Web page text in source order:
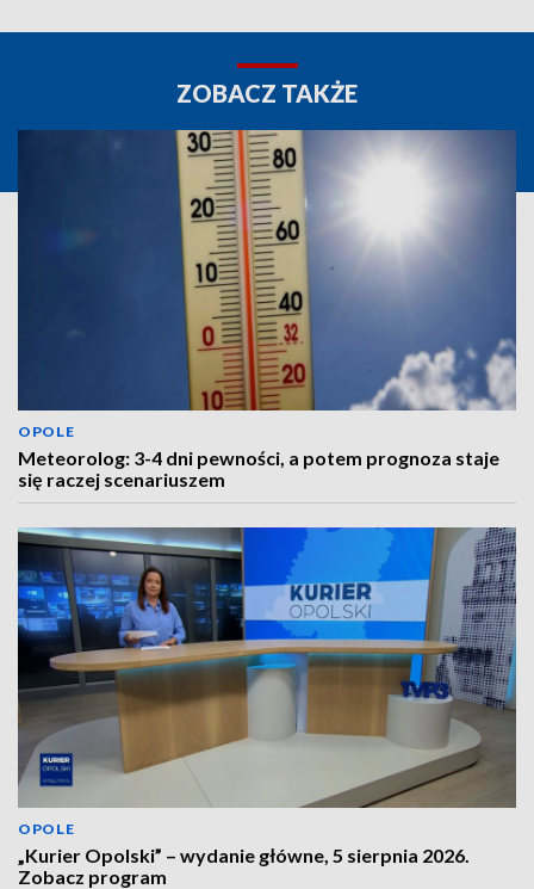
ZOBACZ TAKŻE
OPOLE
Meteorolog: 3-4 dni pewności, a potem prognoza staje
się raczej scenariuszem
OPOLE
„Kurier Opolski” – wydanie główne, 5 sierpnia 2026.
Zobacz program